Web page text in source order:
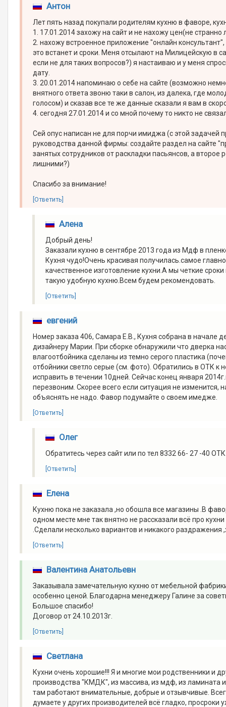
Антон
Лет пять назад покупали родителям кухню в фаворе,
1. 17.01.2014 захожу на сайт и не нахожу цен(не странно
2. нахожу встроенное приложение "онлайн
это встанет и сроки. Меня отсылают на Милицейскую в
если не для таких вопросов?) я настаиваю и у меня
дату.
3. 20.01.2014 напоминаю о себе на сайте (возможно
внятного ответа звоню таки в салон, из далека, где
голосом) и сказав все те же данные сказали я вам в
4. сегодня 27.01.2014 и со мной почему то никто не
Сей опус написан не для порчи имиджа (с этой задачей
руководства данной фирмы: создайте раздел на сайте
занятых сотрудников от раскладки пасьянсов, а
лишними?)
Спасибо за внимание!
[Ответить]
Алена
Добрый день!
Заказали кухню в сентябре 2013 года из Мдф в
Кухня чудо!Очень красивая получилась.самое
качественное изготовление кухни.А мы четкие
такую удобную кухню.Всем будем рекомендовать.
[Ответить]
евгений
Номер заказа 406, Самара Е.В., Кухня собрана в начале
дизайнеру Марии. При сборке обнаружили что дверка
влагоотбойника сделаны из темно серого пластика
отбойники светло серые (см. фото). Обратились в ОТК
исправить в течении 10дней. Сейчас конец января
перезвоним. Скорее всего если ситуация не
объяснять не надо. Фавор подумайте о своем имедже.
[Ответить]
Олег
Обратитесь через сайт или по тел 8332 66- 27 -40
[Ответить]
Елена
Кухню пока не заказала ,но обошла все магазины .В
одном месте мне так внятно не рассказали всё про
.Сделали несколько вариантов и никакого
[Ответить]
Валентина Анатольевн
Заказывала замечательную кухню от мебельной
особенно ценой. Благодарна менеджеру Галине за
Большое спасибо!
Договор от 24.10.2013г.
[Ответить]
Светлана
Кухни очень хорошие!!! Я и многие мои родственники и
производства "КМДК", из массива, из мдф, из ламината и
там работают внимательные, добрые и отзывчивые.
думаете у других производителей всё гладко,